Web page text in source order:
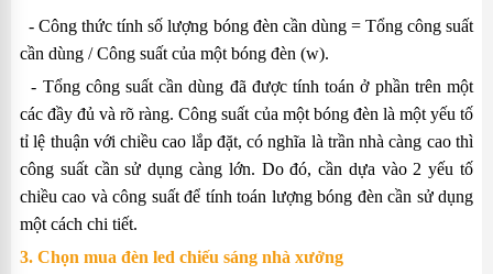
- Công thức tính số lượng bóng đèn cần dùng = Tổng công suất
cần dùng / Công suất của một bóng đèn (w).
- Tổng công suất cần dùng đã được tính toán ở phần trên một
các đầy đủ và rõ ràng. Công suất của một bóng đèn là một yếu tố
tỉ lệ thuận với chiều cao lắp đặt, có nghĩa là trần nhà càng cao thì
công suất cần sử dụng càng lớn. Do đó, cần dựa vào 2 yếu tố
chiều cao và công suất để tính toán lượng bóng đèn cần sử dụng
một cách chi tiết.
3. Chọn mua đèn led chiếu sáng nhà xưởng